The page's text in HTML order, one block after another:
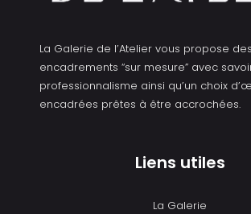
La Galerie de l’Atelier vous propose des
encadrements “sur mesure” avec
professionnalisme ainsi qu’un choix
encadrées prêtes à être accrochées.
Liens utiles
La Galerie